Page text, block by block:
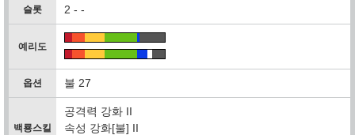
슬롯 2 - -
예리도
옵션 불 27
백룡스킬
공격력 강화 II
속성 강화[불] II